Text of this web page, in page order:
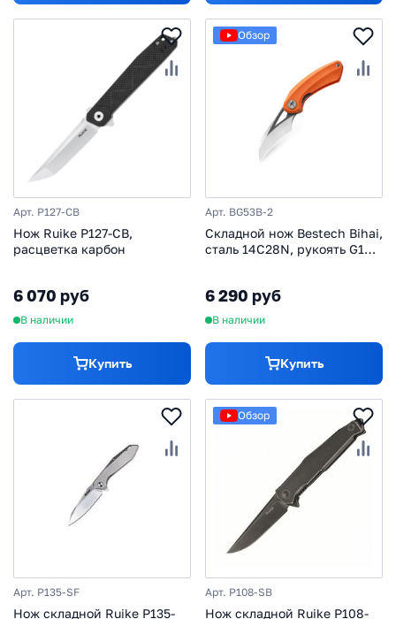
Арт. P127-CB
Нож Ruike P127-CB,
расцветка карбон
6 070 руб
В наличии
Купить
Обзор
Арт. BG53B-2
Складной нож Bestech Bihai,
сталь 14C28N, рукоять G10,
6 290 руб
В наличии
Купить
Арт. P135-SF
Нож складной Ruike P135-
Обзор
Арт. P108-SB
Нож складной Ruike P108-